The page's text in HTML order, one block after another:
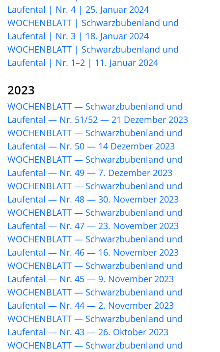
Laufental | Nr. 4 | 25. Januar 2024
WOCHENBLATT | Schwarzbubenland und
Laufental | Nr. 3 | 18. Januar 2024
WOCHENBLATT | Schwarzbubenland und
Laufental | Nr. 1–2 | 11. Januar 2024
2023
WOCHENBLATT — Schwarzbubenland und
Laufental — Nr. 51/52 — 21 Dezember 2023
WOCHENBLATT — Schwarzbubenland und
Laufental — Nr. 50 — 14 Dezember 2023
WOCHENBLATT — Schwarzbubenland und
Laufental — Nr. 49 — 7. Dezember 2023
WOCHENBLATT — Schwarzbubenland und
Laufental — Nr. 48 — 30. November 2023
WOCHENBLATT — Schwarzbubenland und
Laufental — Nr. 47 — 23. November 2023
WOCHENBLATT — Schwarzbubenland und
Laufental — Nr. 46 — 16. November 2023
WOCHENBLATT — Schwarzbubenland und
Laufental — Nr. 45 — 9. November 2023
WOCHENBLATT — Schwarzbubenland und
Laufental — Nr. 44 — 2. November 2023
WOCHENBLATT — Schwarzbubenland und
Laufental — Nr. 43 — 26. Oktober 2023
WOCHENBLATT — Schwarzbubenland und